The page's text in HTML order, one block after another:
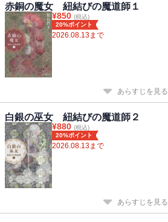
赤銅の魔女 紐結びの魔道師１
¥850 (税込)
20%ポイント
2026.08.13まで
あらすじを見る
白銀の巫女 紐結びの魔道師２
¥880 (税込)
20%ポイント
2026.08.13まで
あらすじを見る